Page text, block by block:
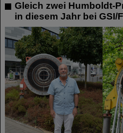
Gleich zwei Humboldt-
in diesem Jahr bei GSI/